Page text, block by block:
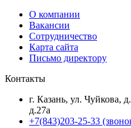
О компании
Вакансии
Сотрудничество
Карта сайта
Письмо директору
Контакты
г. Казань, ул. Чуйкова,
д.27а
+7(843)203-25-33